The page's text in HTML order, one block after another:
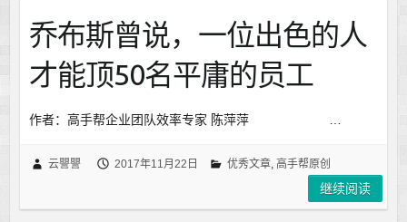
乔布斯曾说，一位出色的人
才能顶50名平庸的员工
作者：高手帮企业团队效率专家 陈萍萍 …
云譻譻 2017年11月22日 优秀文章, 高手帮原创
继续阅读